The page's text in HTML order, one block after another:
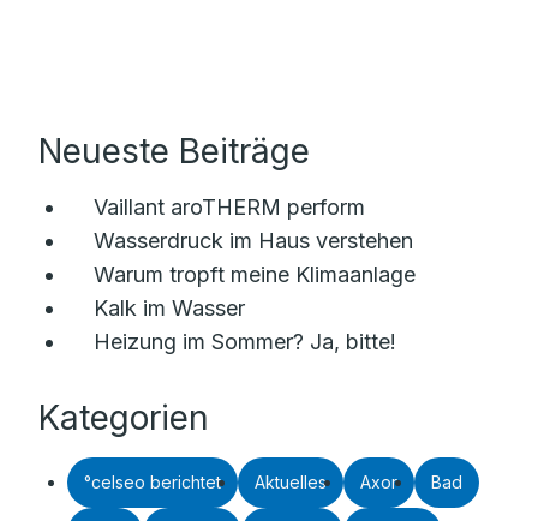
Neueste Beiträge
Vaillant aroTHERM perform
Wasserdruck im Haus verstehen
Warum tropft meine Klimaanlage
Kalk im Wasser
Heizung im Sommer? Ja, bitte!
Kategorien
°celseo berichtet Aktuelles Axor Bad